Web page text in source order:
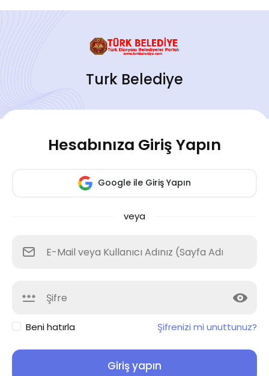
Turk Belediye
Hesabınıza Giriş Yapın
Google ile Giriş Yapın
veya
Beni hatırla Şifrenizi mi unuttunuz?
Giriş yapın